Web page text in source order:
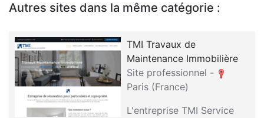
Autres sites dans la même catégorie :
TMI Travaux de
Maintenance Immobilière
Site professionnel -
Paris (France)
L'entreprise TMI Service